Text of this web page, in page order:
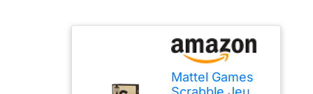
Mattel Games